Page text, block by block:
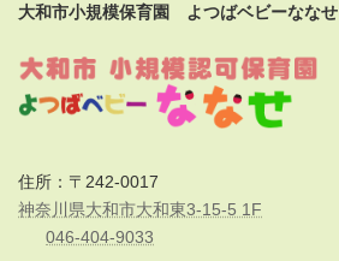
大和市小規模保育園 よつばベビーななせ
住所：〒242-0017
神奈川県大和市大和東3-15-5 1F
046-404-9033